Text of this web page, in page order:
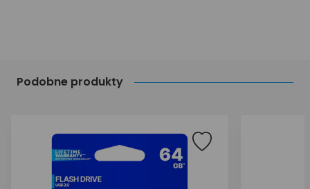
Podobne produkty